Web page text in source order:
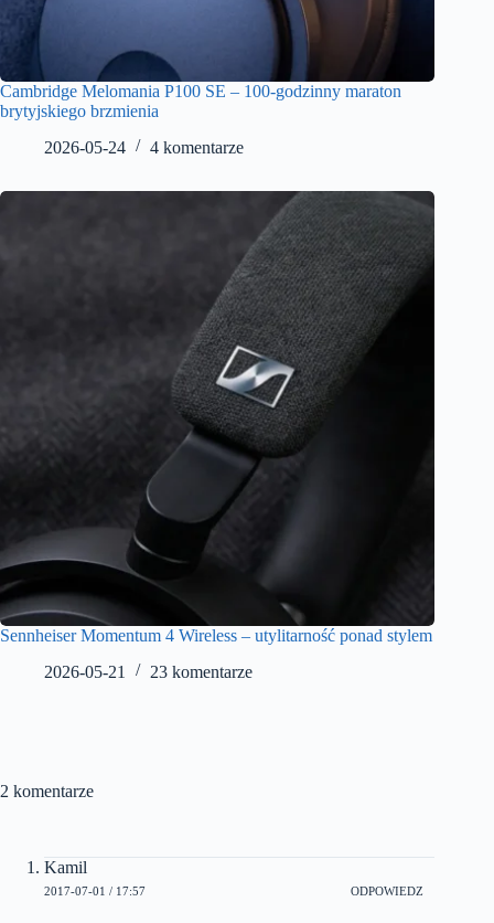
Cambridge Melomania P100 SE – 100-godzinny maraton
brytyjskiego brzmienia
2026-05-24
4 komentarze
Sennheiser Momentum 4 Wireless – utylitarność ponad stylem
2026-05-21
23 komentarze
2 komentarze
Kamil
2017-07-01 / 17:57 ODPOWIEDZ